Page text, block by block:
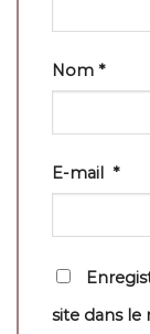
Nom *
E-mail *
site dans